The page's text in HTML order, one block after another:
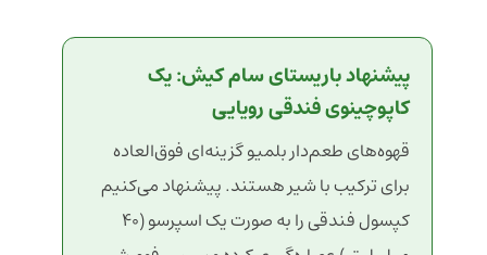
پیشنهاد باریستای سام کیش: یک
کاپوچینوی فندقی رویایی
قهوه‌های طعم‌دار بلمیو گزینه‌ای فوق‌العاده
برای ترکیب با شیر هستند. پیشنهاد می‌کنیم
کپسول فندقی را به صورت یک اسپرسو (۴۰